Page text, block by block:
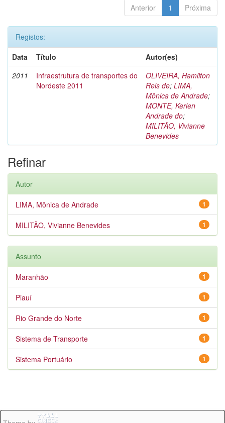
Anterior 1 Próxima
Registos:
Data
Título
Autor(es)
2011
Infraestrutura de transportes do
Nordeste 2011
OLIVEIRA, Hamilton
Reis de; LIMA,
Mônica de Andrade;
MONTE, Kerlen
Andrade do;
MILITÃO, Vivianne
Benevides
Refinar
Autor
1
LIMA, Mônica de Andrade
1
MILITÃO, Vivianne Benevides
Assunto
1
Maranhão
1
Piauí
1
Rio Grande do Norte
1
Sistema de Transporte
1
Sistema Portuário